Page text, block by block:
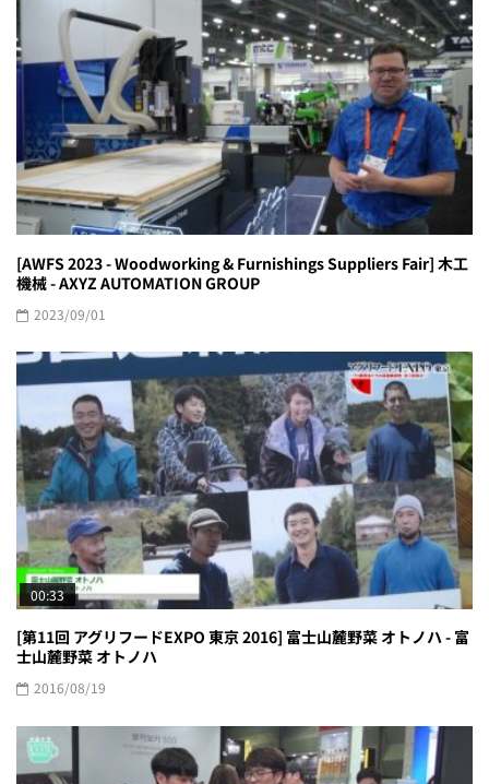
[AWFS 2023 - Woodworking & Furnishings Suppliers Fair] 木工
機械 - AXYZ AUTOMATION GROUP
2023/09/01
00:33
[第11回 アグリフードEXPO 東京 2016] 富士山麓野菜 オトノハ - 富
士山麓野菜 オトノハ
2016/08/19